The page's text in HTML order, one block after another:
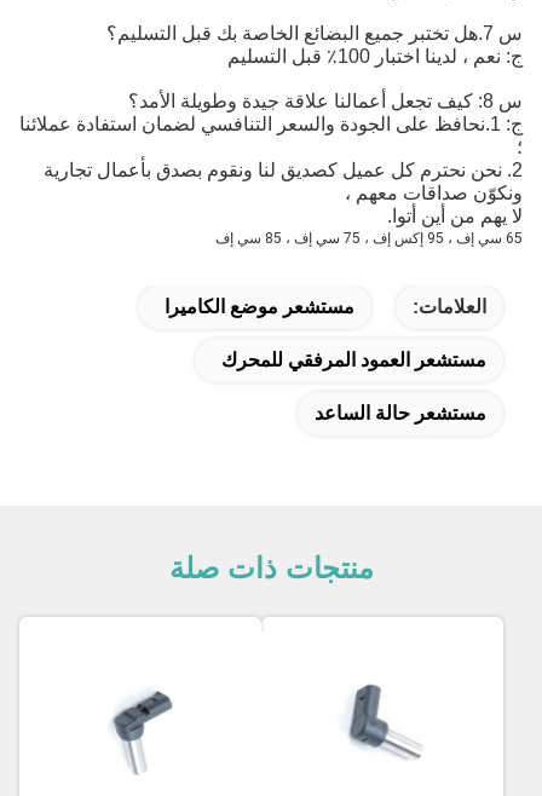
س 7.هل تختبر جميع البضائع الخاصة بك قبل التسليم؟
ج: نعم ، لدينا اختبار 100٪ قبل التسليم
س 8: كيف تجعل أعمالنا علاقة جيدة وطويلة الأمد؟
ج: 1.نحافظ على الجودة والسعر التنافسي لضمان استفادة عملائنا
؛
2. نحن نحترم كل عميل كصديق لنا ونقوم بصدق بأعمال تجارية
ونكوّن صداقات معهم ،
لا يهم من أين أتوا.
65 سي إف ، 95 إكس إف ، 75 سي إف ، 85 سي إف
العلامات: مستشعر موضع الكاميرا
مستشعر العمود المرفقي للمحرك
مستشعر حالة الساعد
منتجات ذات صلة